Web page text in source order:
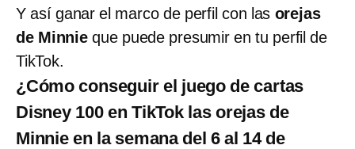
Y así ganar el marco de perfil con las orejas
de Minnieque puede presumir en tu perfil de
TikTok.
¿Cómo conseguir el juego de cartas
Disney 100 en TikTok las orejas de
Minnie en la semana del 6 al 14 de